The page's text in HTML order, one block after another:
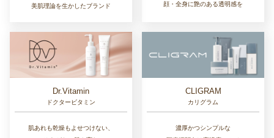
美肌理論を生かしたブランド
顔・全身に艶のある透明感を
Dr.Vitamin
ドクタービタミン
肌あれも乾燥もよせつけない、
CLIGRAM
カリグラム
濃厚かつシンプルな